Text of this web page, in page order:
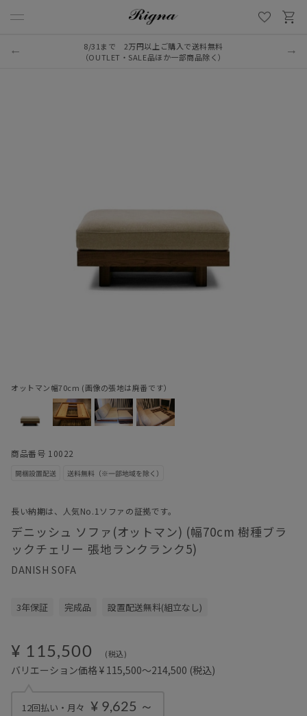
LINE新規追加でクーポンプレゼント
8/31まで 2万円以上ご購入で送料無料
（OUTLET・SALE品ほか一部商品除く）
長い納期は、人気No.1ソファの証拠です。
デニッシュ ソファ(オットマン) (幅70cm 樹種ブラ
ックチェリー 張地ランクランク5)
DANISH SOFA
オットマン幅70cm (画像の張地は廃番です）
3年保証 完成品 設置配送無料(組立なし)
¥ 115,500 (税込)
バリエーション価格 ¥ 115,500～214,500 (税込)
12回払い・月々 ¥ 9,625 ～
商品番号 10022